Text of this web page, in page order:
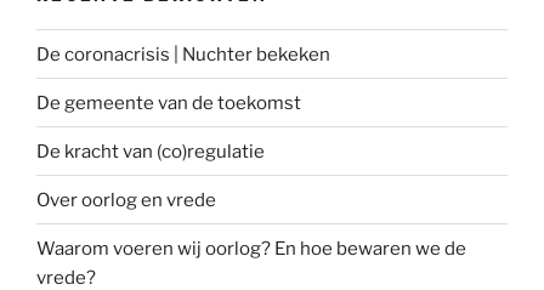
De coronacrisis | Nuchter bekeken
De gemeente van de toekomst
De kracht van (co)regulatie
Over oorlog en vrede
Waarom voeren wij oorlog? En hoe bewaren we de
vrede?